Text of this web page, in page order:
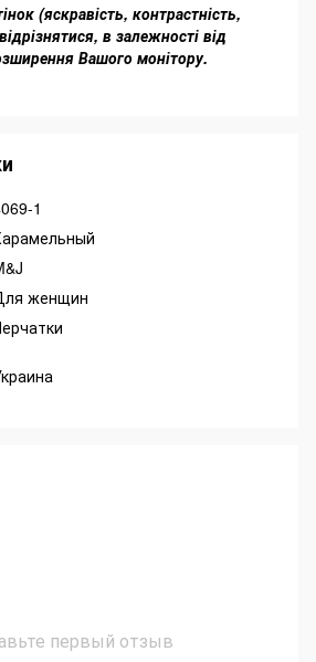
(яскравість, контрастність,
в залежності від
Вашого монітору.
1
женщин
первый отзыв